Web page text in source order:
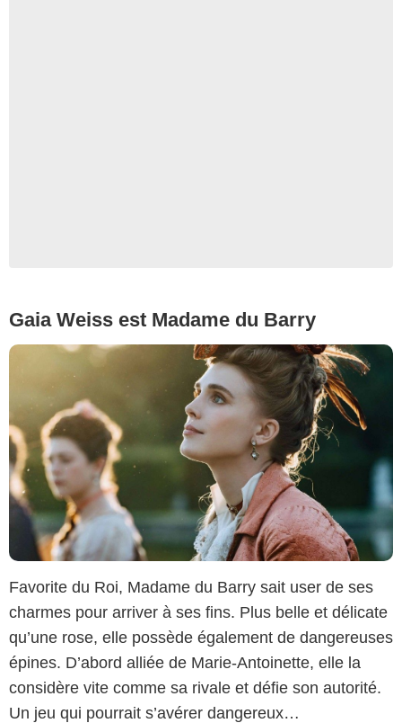
Gaia Weiss est Madame du Barry
Favorite du Roi, Madame du Barry sait user de ses
charmes pour arriver à ses fins. Plus belle et délicate
qu’une rose, elle possède également de dangereuses
épines. D’abord alliée de Marie-Antoinette, elle la
considère vite comme sa rivale et défie son autorité.
Un jeu qui pourrait s’avérer dangereux…
Copyright Caroline Dubois - Capa Drama / Banijay Studios France / Les Gens